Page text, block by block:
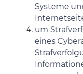
Systeme
um
eines